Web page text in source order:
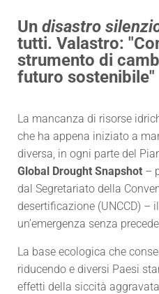
Un disastro
tutti. Valastro:
strumento di
futuro sostenibile"
La mancanza di risorse
che ha appena iniziato a
diversa, in ogni parte del
Global Drought Snapshot –
dal Segretariato della
desertificazione (UNCCD) –
un’emergenza senza
La base ecologica che
riducendo e diversi Paesi
effetti della siccità